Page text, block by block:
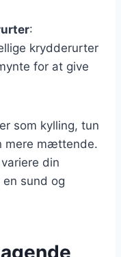
:
krydderurter
for at give
som kylling, tun
mere mættende.
din
sund og